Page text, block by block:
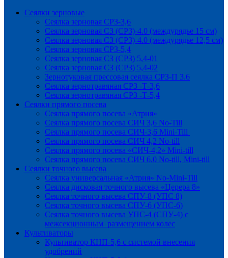
Сеялки зерновые
Сеялка зерновая СРЗ-3,6
Сеялка зерновая СЗ (СРЗ)-4.0 (междурядье 15 см)
Сеялка зерновая СЗ (СРЗ)-4.0 (междурядье 12,5 см)
Сеялка зерновая СРЗ-5,4
Сеялка зерновая СЗ (СРЗ) 5,4-01
Сеялка зерновая СЗ (СРЗ) 5,4-02
Зернотуковая прессовая сеялка СРЗ-П 3.6
Сеялка зернотравяная СРЗ -Т-3,6
Сеялка зернотравяная СРЗ -Т-5,4
Сеялки прямого посева
Сеялка прямого посева «Атрия»
Сеялка прямого посева СИЧ 3,6 No-Till
Сеялка прямого посева СИЧ-3,6 Mini-Till
Сеялка прямого посева СИЧ 4,2 No-till
Сеялка прямого посева «СИЧ-4,2» Mini-till
Сеялка прямого посева СИЧ 6.0 No-till, Mini-till
Сеялки точного высева
Сеялка универсальная «Атрия» No-Mini-Till
Сеялка дисковая точного высева «Церера 8»
Сеялка точного высева СПУ-8 (УПС 8)
Сеялка точного высева СПУ-6 (УПС-6)
Сеялка точного высева УПС-4 (СПУ-4) с
межсекционным размещением колес
Культиваторы
Культиватор КНП-5,6 с системой внесения
удобрений